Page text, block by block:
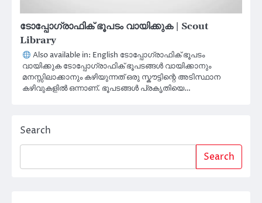
ടോപ്പോഗ്രാഫിക് ഭൂപടം വായിക്കുക | Scout
Library
Also available in: English ടോപ്പോഗ്രാഫിക് ഭൂപടം
വായിക്കുക ടോപ്പോഗ്രാഫിക് ഭൂപടങ്ങൾ വായിക്കാനും
മനസ്സിലാക്കാനും കഴിയുന്നത് ഒരു സ്കൗട്ടിന്റെ അടിസ്ഥാന
കഴിവുകളിൽ ഒന്നാണ്. ഭൂപടങ്ങൾ പ്രകൃതിയെ…
Search
Search